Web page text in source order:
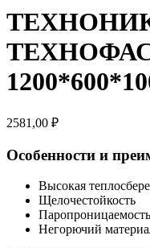
ТЕХНОФАС
2581,00 ₽
Особенности и
Высокая
Щелочестойкость
Паропроницаемость
Негорючий